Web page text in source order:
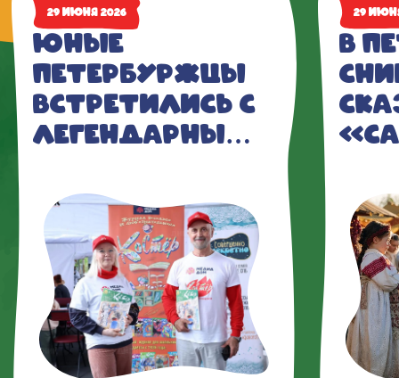
29 июня 2026
Юные
петербуржцы
встретились с
легендарным
«Костер»
29
В